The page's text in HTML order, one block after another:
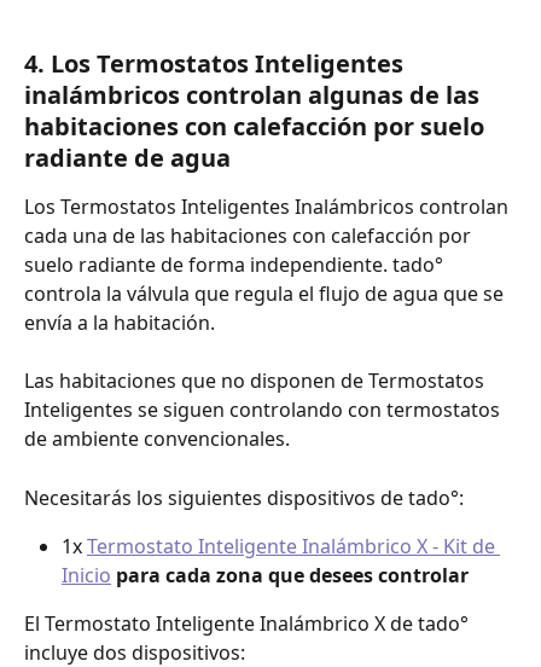
4. Los Termostatos Inteligentes
inalámbricos controlan algunas de las
habitaciones con calefacción por suelo
radiante de agua
Los Termostatos Inteligentes Inalámbricos controlan
cada una de las habitaciones con calefacción por
suelo radiante de forma independiente. tado°
controla la válvula que regula el flujo de agua que se
envía a la habitación.
Las habitaciones que no disponen de Termostatos
Inteligentes se siguen controlando con termostatos
de ambiente convencionales.
Necesitarás los siguientes dispositivos de tado°:
1x Termostato Inteligente Inalámbrico X - Kit de
Inicio para cada zona que desees controlar
El Termostato Inteligente Inalámbrico X de tado°
incluye dos dispositivos: